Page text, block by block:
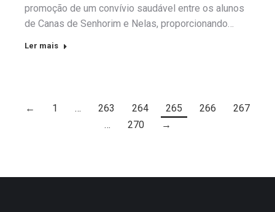
promoção de um convívio saudável entre os alunos
de Canas de Senhorim e Nelas, proporcionando…
Ler mais
← 1 … 263 264 265 266
267
…
270 →